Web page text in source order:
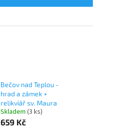
Bečov nad Teplou -
hrad a zámek +
relikviář sv. Maura
Skladem (3 ks)
659 Kč